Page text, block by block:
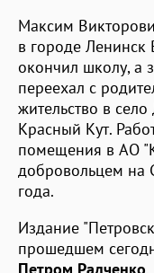
Максим
в городе Ленинск
окончил школу, а
переехал с
жительство в
Красный Кут.
помещения в АО
добровольцем на
года.
Издание
прошедшем
Петром Радченко.